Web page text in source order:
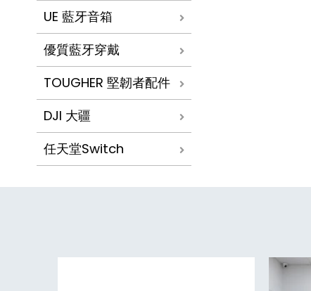
UE 藍牙音箱
優質藍牙穿戴
TOUGHER 堅韌者配件
DJI 大疆
任天堂Switch